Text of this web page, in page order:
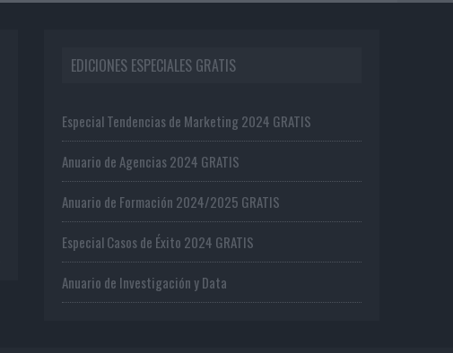
EDICIONES ESPECIALES GRATIS
Especial Tendencias de Marketing 2024 GRATIS
Anuario de Agencias 2024 GRATIS
Anuario de Formación 2024/2025 GRATIS
Especial Casos de Éxito 2024 GRATIS
Anuario de Investigación y Data